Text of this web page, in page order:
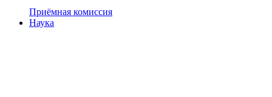
Приёмная комиссия
Наука